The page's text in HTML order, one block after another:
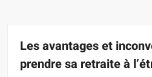
Les avantages et
prendre sa retraite à